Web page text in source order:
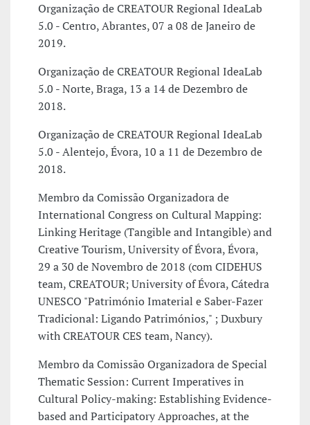
Organização de CREATOUR Regional IdeaLab
5.0 - Centro, Abrantes, 07 a 08 de Janeiro de
2019.
Organização de CREATOUR Regional IdeaLab
5.0 - Norte, Braga, 13 a 14 de Dezembro de
2018.
Organização de CREATOUR Regional IdeaLab
5.0 - Alentejo, Évora, 10 a 11 de Dezembro de
2018.
Membro da Comissão Organizadora de
International Congress on Cultural Mapping:
Linking Heritage (Tangible and Intangible) and
Creative Tourism, University of Évora, Évora,
29 a 30 de Novembro de 2018 (com CIDEHUS
team, CREATOUR; University of Évora, Cátedra
UNESCO "Património Imaterial e Saber-Fazer
Tradicional: Ligando Patrimónios," ; Duxbury
with CREATOUR CES team, Nancy).
Membro da Comissão Organizadora de Special
Thematic Session: Current Imperatives in
Cultural Policy-making: Establishing Evidence-
based and Participatory Approaches, at the